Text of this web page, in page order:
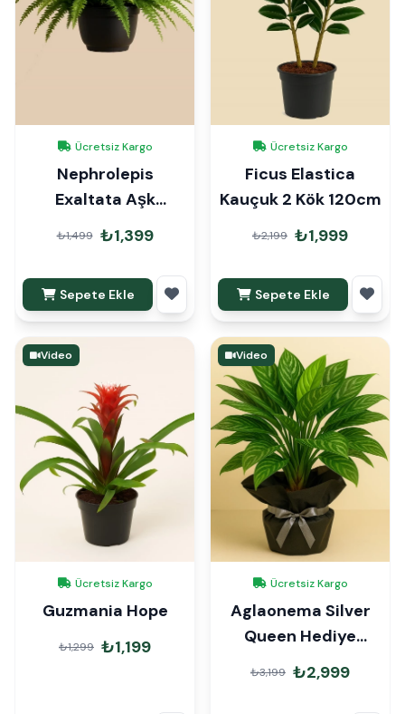
Ücretsiz Kargo
Nephrolepis
Exaltata Aşk
Merdiveni Askılı
₺1,499 ₺1,399
Sepete Ekle
Ücretsiz Kargo
Ficus Elastica
Kauçuk 2 Kök 120cm
₺2,199 ₺1,999
Sepete Ekle
Video
Ücretsiz Kargo
Guzmania Hope
₺1,299 ₺1,199
Video
Ücretsiz Kargo
Aglaonema Silver
Queen Hediye
Paketli
₺3,199 ₺2,999